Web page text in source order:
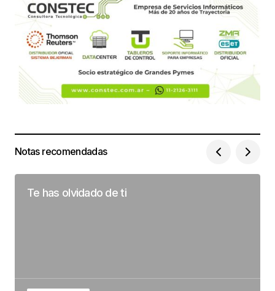
Notas recomendadas
Te has olvidado de ti